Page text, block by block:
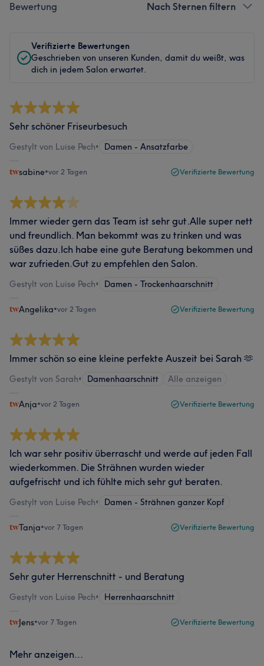
Bewertung Nach Sternen filtern
Verifizierte Bewertungen
Geschrieben von unseren Kunden, damit du weißt, was
dich in jedem Salon erwartet.
Sehr schöner Friseurbesuch
Gestylt von Luise Pech• Damen - Ansatzfarbe
sabine•vor 2 Tagen Verifizierte Bewertung
Immer wieder gern das Team ist sehr gut.Alle super nett
und freundlich. Man bekommt was zu trinken und was
süßes dazu.Ich habe eine gute Beratung bekommen und
war zufrieden.Gut zu empfehlen den Salon.
Gestylt von Luise Pech• Damen - Trockenhaarschnitt
Angelika•vor 2 Tagen Verifizierte Bewertung
Immer schön so eine kleine perfekte Auszeit bei Sarah 🫶
Gestylt von Sarah• Damenhaarschnitt Alle anzeigen
Anja•vor 2 Tagen Verifizierte Bewertung
Ich war sehr positiv überrascht und werde auf jeden Fall
wiederkommen. Die Strähnen wurden wieder
aufgefrischt und ich fühlte mich sehr gut beraten.
Gestylt von Luise Pech• Damen - Strähnen ganzer Kopf
Tanja•vor 7 Tagen Verifizierte Bewertung
Sehr guter Herrenschnitt - und Beratung
Gestylt von Luise Pech• Herrenhaarschnitt
Jens•vor 7 Tagen Verifizierte Bewertung
Mehr anzeigen...